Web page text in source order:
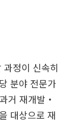
정이 신속히
분야 전문가
거 재개발‧
대상으로 재